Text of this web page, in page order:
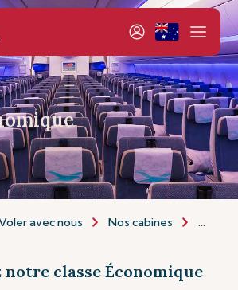
avec nous Nos cabines Classe
notre classe Économique